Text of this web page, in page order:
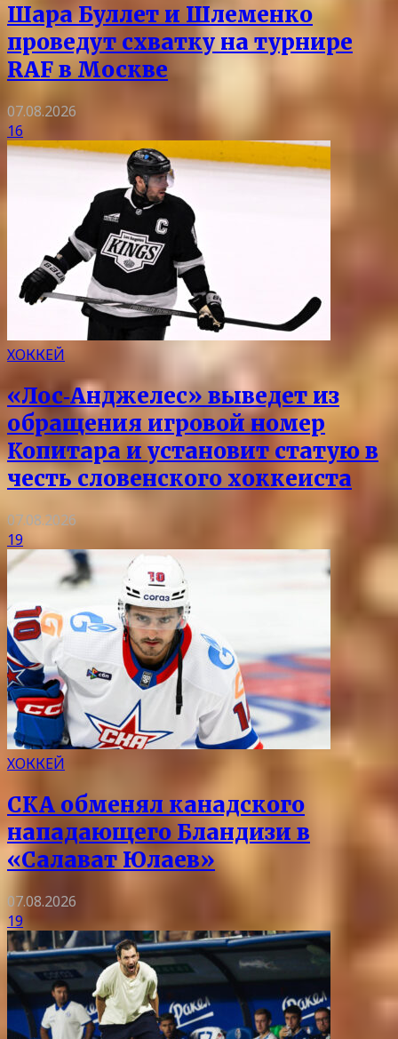
Шара Буллет и Шлеменко
проведут схватку на турнире
RAF в Москве
07.08.2026
16
ХОККЕЙ
«Лос‑Анджелес» выведет из
обращения игровой номер
Копитара и установит статую в
честь словенского хоккеиста
07.08.2026
19
ХОККЕЙ
СКА обменял канадского
нападающего Бландизи в
«Салават Юлаев»
07.08.2026
19